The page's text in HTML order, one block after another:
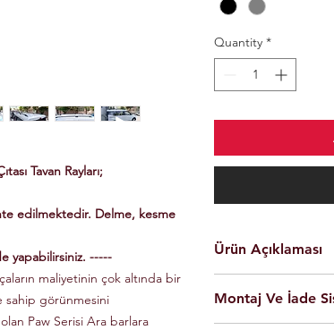
Tavan Rayları;
edilmektedir. Delme, kesme
yapabilirsiniz. -----
maliyetinin çok altında bir
sahip görünmesini
Paw Serisi Ara barlara
Quantity *
Ürün Açıklaması
Kolay montaj.
Talimatlar ve
Montaj Ve İade